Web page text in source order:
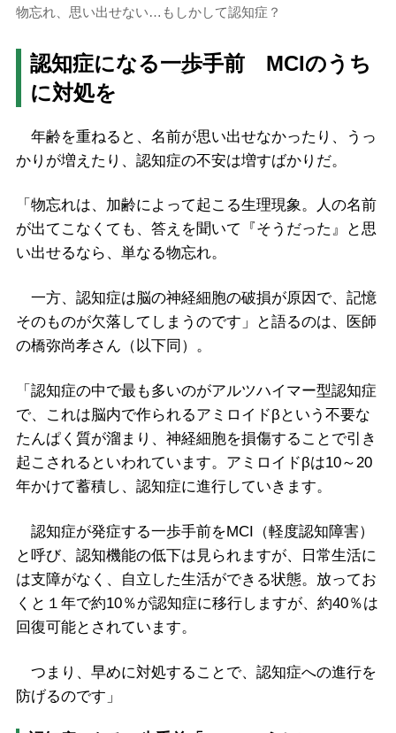
物忘れ、思い出せない…もしかして認知症？
認知症になる一歩手前 MCIのうち
に対処を
年齢を重ねると、名前が思い出せなかったり、うっ
かりが増えたり、認知症の不安は増すばかりだ。
「物忘れは、加齢によって起こる生理現象。人の名前
が出てこなくても、答えを聞いて『そうだった』と思
い出せるなら、単なる物忘れ。
一方、認知症は脳の神経細胞の破損が原因で、記憶
そのものが欠落してしまうのです」と語るのは、医師
の橋弥尚孝さん（以下同）。
「認知症の中で最も多いのがアルツハイマー型認知症
で、これは脳内で作られるアミロイドβという不要な
たんぱく質が溜まり、神経細胞を損傷することで引き
起こされるといわれています。アミロイドβは10～20
年かけて蓄積し、認知症に進行していきます。
認知症が発症する一歩手前をMCI（軽度認知障害）
と呼び、認知機能の低下は見られますが、日常生活に
は支障がなく、自立した生活ができる状態。放ってお
くと１年で約10％が認知症に移行しますが、約40％は
回復可能とされています。
つまり、早めに対処することで、認知症への進行を
防げるのです」